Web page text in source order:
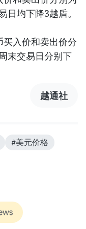
日均下降3越盾。
入价和卖出价分
末交易日分别下
越通社
#美元价格